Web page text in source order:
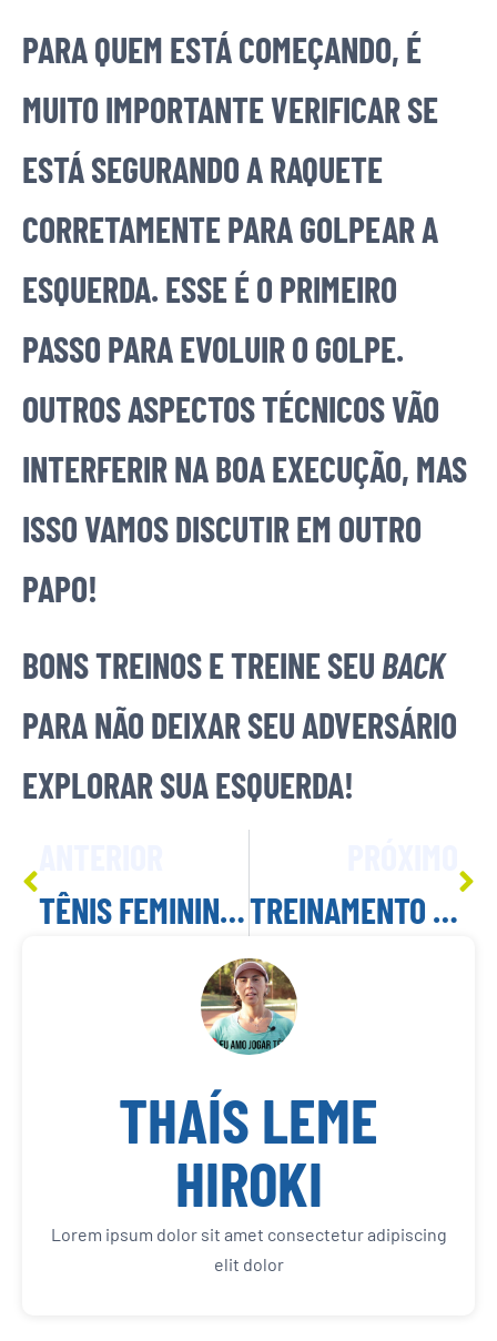
PARA QUEM ESTÁ COMEÇANDO, É
MUITO IMPORTANTE VERIFICAR SE
ESTÁ SEGURANDO A RAQUETE
CORRETAMENTE PARA GOLPEAR A
ESQUERDA. ESSE É O PRIMEIRO
PASSO PARA EVOLUIR O GOLPE.
OUTROS ASPECTOS TÉCNICOS VÃO
INTERFERIR NA BOA EXECUÇÃO, MAS
ISSO VAMOS DISCUTIR EM OUTRO
PAPO!
BONS TREINOS E TREINE SEU BACK
PARA NÃO DEIXAR SEU ADVERSÁRIO
EXPLORAR SUA ESQUERDA!
TÊNIS FEMININO: MAIS QUE APENAS CHARME
TREINAMENTO IDEAL
THAÍS LEME
HIROKI
Lorem ipsum dolor sit amet consectetur adipiscing
elit dolor